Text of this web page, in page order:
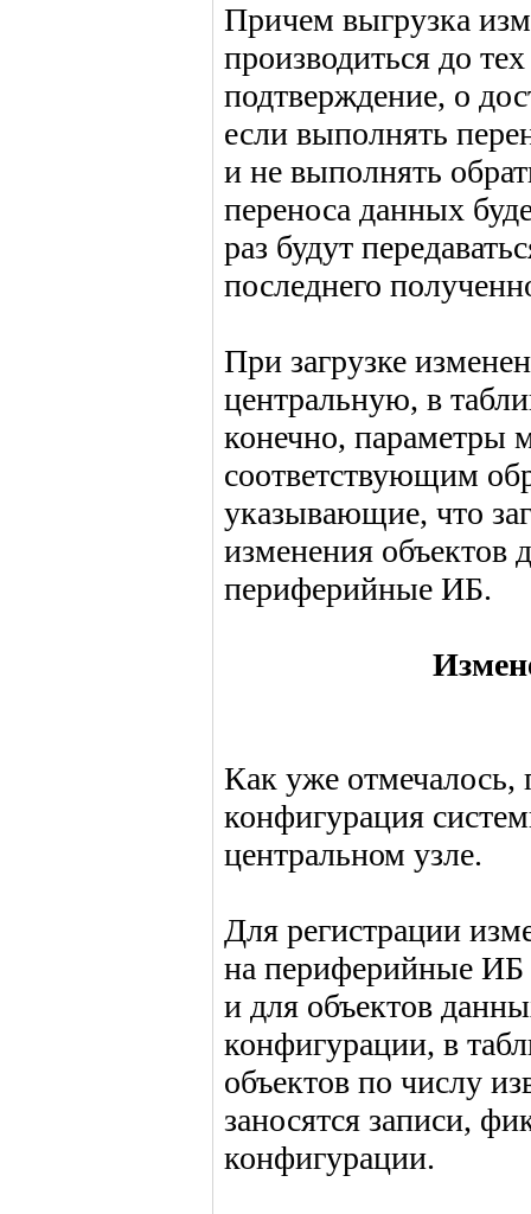
Причем выгрузка
производиться до
подтверждение, о
если выполнять
и не выполнять
переноса данных
раз будут
последнего
При загрузке
центральную, в
конечно, параметры
соответствующим
указывающие, что
изменения объектов
периферийные ИБ.
Как уже отмечалось,
конфигурация
центральном узле.
Для регистрации
на периферийные ИБ
и для объектов
конфигурации, в
объектов по числу
заносятся записи,
конфигурации.